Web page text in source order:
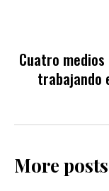
Cuatro
trabajando
More posts